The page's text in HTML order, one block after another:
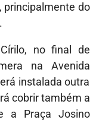
principalmente do
no final de
na Avenida
instalada outra
cobrir também a
a Praça Josino